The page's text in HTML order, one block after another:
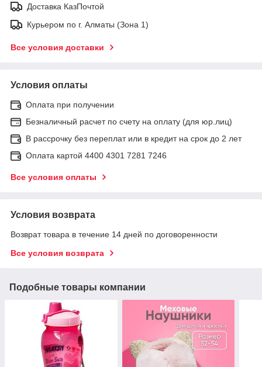
Доставка КазПочтой
Курьером по г. Алматы (Зона 1)
Все условия доставки
Условия оплаты
Оплата при получении
Безналичный расчет по счету на оплату (для юр.лиц)
В рассрочку без переплат или в кредит на срок до 2 лет
Оплата картой 4400 4301 7281 7246
Все условия оплаты
Условия возврата
Возврат товара в течение 14 дней по договоренности
Все условия возврата
Подобные товары компании